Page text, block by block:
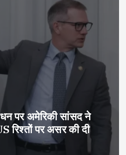
पर अमेरिकी सांसद ने
रिश्तों पर असर की दी